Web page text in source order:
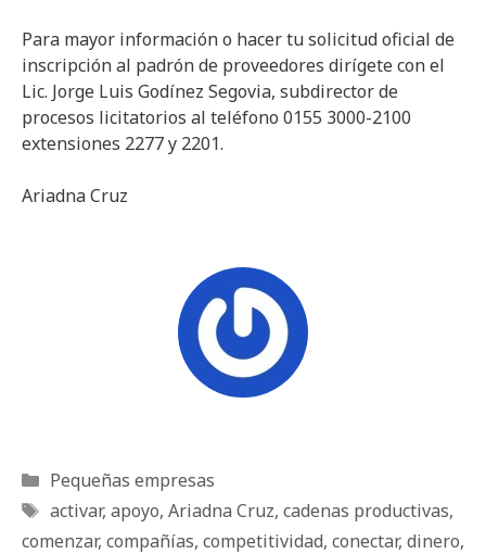
Para mayor información o hacer tu solicitud oficial de
inscripción al padrón de proveedores dirígete con el
Lic. Jorge Luis Godínez Segovia, subdirector de
procesos licitatorios al teléfono 0155 3000-2100
extensiones 2277 y 2201.
Ariadna Cruz
Categorías
Pequeñas empresas
Etiquetas
activar, apoyo, Ariadna Cruz, cadenas productivas,
comenzar, compañías, competitividad, conectar, dinero,